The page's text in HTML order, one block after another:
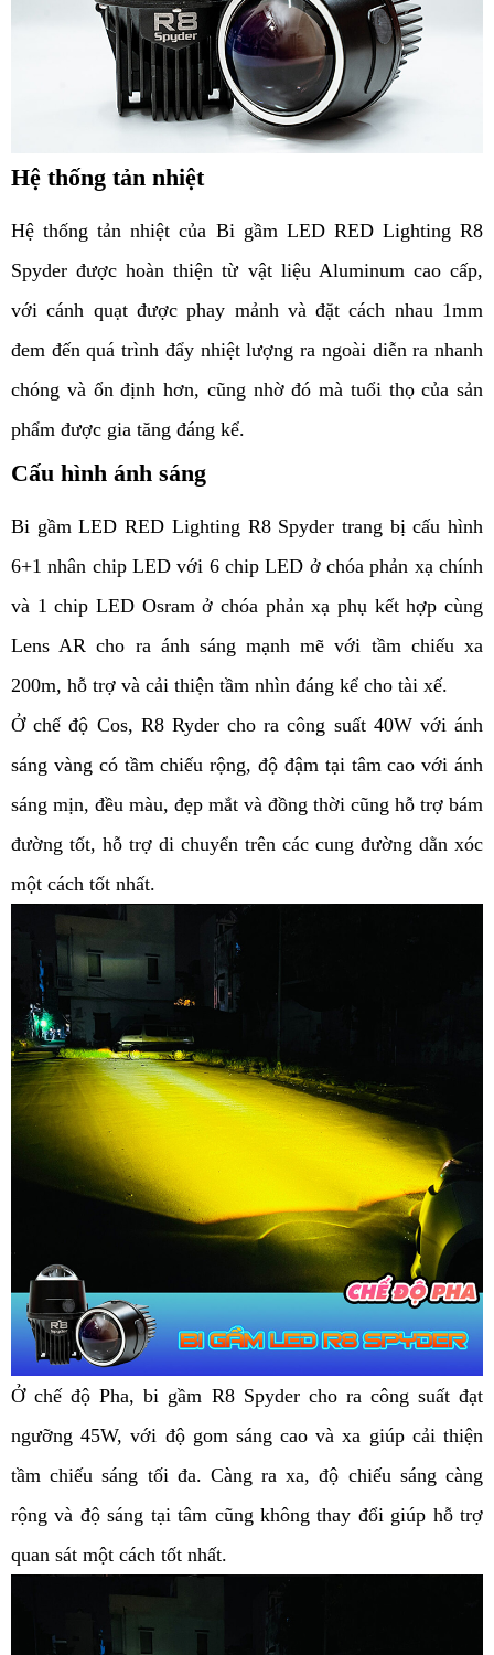
Hệ thống tản nhiệt
Hệ thống tản nhiệt của Bi gầm LED RED Lighting R8
Spyder được hoàn thiện từ vật liệu Aluminum cao cấp,
với cánh quạt được phay mảnh và đặt cách nhau 1mm
đem đến quá trình đẩy nhiệt lượng ra ngoài diễn ra nhanh
chóng và ổn định hơn, cũng nhờ đó mà tuổi thọ của sản
phẩm được gia tăng đáng kể.
Cấu hình ánh sáng
Bi gầm LED RED Lighting R8 Spyder trang bị cấu hình
6+1 nhân chip LED với 6 chip LED ở chóa phản xạ chính
Lens AR cho ra ánh sáng mạnh mẽ với tầm chiếu xa
200m, hỗ trợ và cải thiện tầm nhìn đáng kể cho tài xế.
Ở chế độ Cos, R8 Ryder cho ra công suất 40W với ánh
sáng vàng có tầm chiếu rộng, độ đậm tại tâm cao với ánh
sáng mịn, đều màu, đẹp mắt và đồng thời cũng hỗ trợ bám
đường tốt, hỗ trợ di chuyển trên các cung đường dằn xóc
một cách tốt nhất.
Ở chế độ Pha, bi gầm R8 Spyder cho ra công suất đạt
ngưỡng 45W, với độ gom sáng cao và xa giúp cải thiện
tầm chiếu sáng tối đa. Càng ra xa, độ chiếu sáng càng
rộng và độ sáng tại tâm cũng không thay đổi giúp hỗ trợ
quan sát một cách tốt nhất.